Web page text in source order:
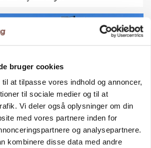
bruger cookies
at tilpasse vores indhold og annoncer,
til sociale medier og til at
Vi deler også oplysninger om din
med vores partnere inden for
og analysepartnere.
kombinere disse data med andre
fik gammel vindmølle til at